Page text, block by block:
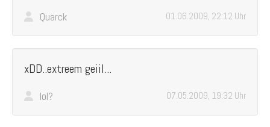
Quarck 01.06.2009, 22:12 Uhr
xDD..extreem geiil...
lol? 07.05.2009, 19:32 Uhr